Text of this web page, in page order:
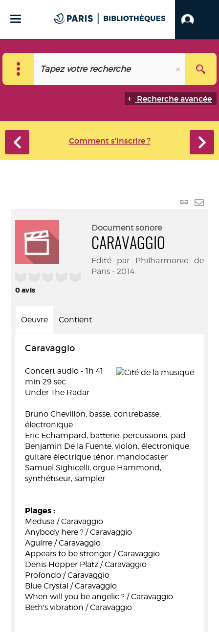
Recherche avancée
Comment s'inscrire ?
Lien
0avis
Document sonore
CARAVAGGIO
Edité par Philharmonie de
Paris - 2014
Oeuvre Contient
Caravaggio
Concert audio - 1h 41
min 29 sec
Under The Radar
Bruno Chevillon, basse, contrebasse,
électronique
Eric Echampard, batterie, percussions, pad
Benjamin De la Fuente, violon, électronique,
guitare électrique ténor, mandocaster
Samuel Sighicelli, orgue Hammond,
synthétiseur, sampler
Plages :
Medusa / Caravaggio
Anybody here ? / Caravaggio
Aguirre / Caravaggio
Appears to be stronger / Caravaggio
Denis Hopper Platz / Caravaggio
Profondo / Caravaggio
Blue Crystal / Caravaggio
When will you be angelic ? / Caravaggio
Beth's vibration / Caravaggio